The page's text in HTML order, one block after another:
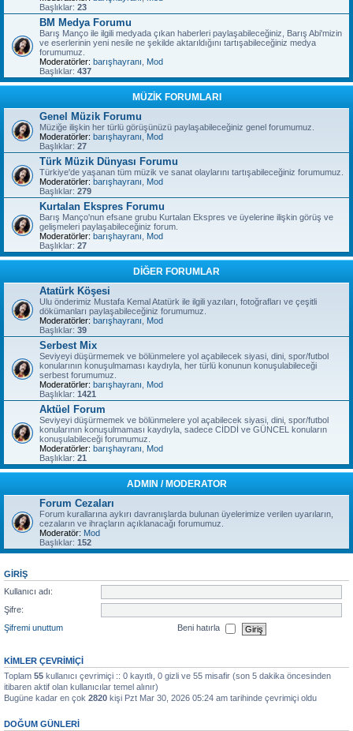
Başlıklar: 23
BM Medya Forumu
Barış Manço ile ilgili medyada çıkan haberleri paylaşabileceğiniz, Barış Abi'mizin
ve eserlerinin yeni nesile ne şekilde aktarıldığını tartışabileceğiniz medya
forumumuz.
Moderatörler: barışhayranı
Mod
Başlıklar: 437
MÜZİK FORUMLARI
Genel Müzik Forumu
Müziğe ilişkin her türlü görüşünüzü paylaşabileceğiniz genel forumumuz.
Moderatörler: barışhayranı
Mod
Başlıklar: 27
Türk Müzik Dünyası Forumu
Türkiye'de yaşanan tüm müzik ve sanat olaylarını tartışabileceğiniz forumumuz.
Moderatörler: barışhayranı
Mod
Başlıklar: 279
Kurtalan Ekspres Forumu
Barış Manço'nun efsane grubu Kurtalan Ekspres ve üyelerine ilişkin görüş ve
gelişmeleri paylaşabileceğiniz forum.
Moderatörler: barışhayranı
Mod
Başlıklar: 27
DİĞER FORUMLAR
Atatürk Köşesi
Ulu önderimiz Mustafa Kemal Atatürk ile ilgili yazıları, fotoğrafları ve çeşitli
dökümanları paylaşabileceğiniz forumumuz.
Moderatörler: barışhayranı
Mod
Başlıklar: 39
Serbest Mix
Seviyeyi düşürmemek ve bölünmelere yol açabilecek siyasi, dini, spor/futbol
konularının konuşulmaması kaydıyla, her türlü konunun konuşulabileceği
serbest forumumuz.
Moderatörler: barışhayranı
Mod
Başlıklar: 1421
Aktüel Forum
Seviyeyi düşürmemek ve bölünmelere yol açabilecek siyasi, dini, spor/futbol
konularının konuşulmaması kaydıyla, sadece CİDDİ ve GÜNCEL konuların
konuşulabileceği forumumuz.
Moderatörler: barışhayranı
Mod
Başlıklar: 21
ADMIN / MODERATOR
Forum Cezaları
Forum kurallarına aykırı davranışlarda bulunan üyelerimize verilen uyarıların,
cezaların ve ihraçların açıklanacağı forumumuz.
Moderatör: Mod
Başlıklar: 152
GIRIŞ
Kullanıcı adı:
Şifre:
Şifremi unuttum
Beni hatırla
KIMLER ÇEVRIMIÇI
Toplam 55 kullanıcı çevrimiçi :: 0 kayıtlı, 0 gizli ve 55 misafir (son 5 dakika öncesinden
itibaren aktif olan kullanıcılar temel alınır)
Bugüne kadar en çok 2820 kişi Pzt Mar 30, 2026 05:24 am tarihinde çevrimiçi oldu
DOĞUM GÜNLERI